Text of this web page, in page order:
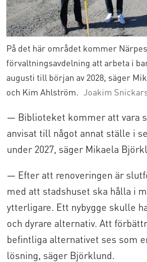
På det här området kommer
förvaltningsavdelning att arbeta i
augusti till början av 2028, säger
och Kim Ahlström. Joakim
— Biblioteket kommer att vara
anvisat till något annat ställe i
under 2027, säger Mikaela
— Efter att renoveringen är
med att stadshuset ska hålla i
ytterligare. Ett nybygge skulle
och dyrare alternativ. Att
befintliga alternativet ses som
lösning, säger Björklund.